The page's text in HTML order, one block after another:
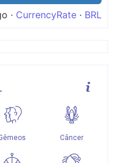
· CurrencyRate · BRL